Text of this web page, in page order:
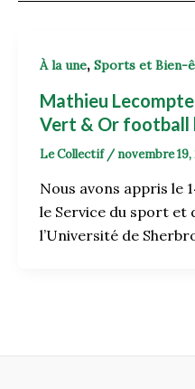
À la une, Sports et Bien-
Mathieu
Vert & Or football
Le Collectif / novembre 19,
Nous avons appris le
le Service du sport et
l’Université de